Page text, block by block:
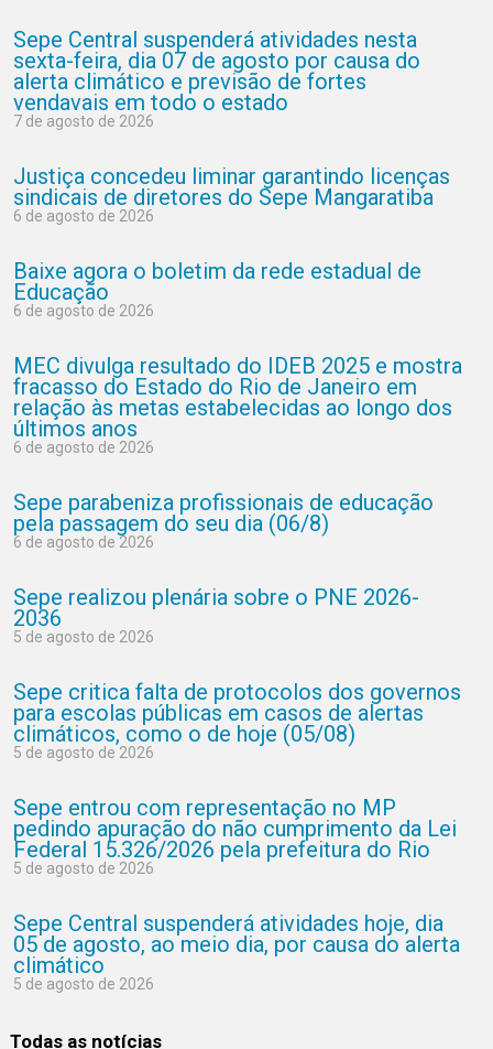
Sepe Central suspenderá atividades nesta
sexta-feira, dia 07 de agosto por causa do
alerta climático e previsão de fortes
vendavais em todo o estado
7 de agosto de 2026
Justiça concedeu liminar garantindo licenças
sindicais de diretores do Sepe Mangaratiba
6 de agosto de 2026
Baixe agora o boletim da rede estadual de
Educação
6 de agosto de 2026
MEC divulga resultado do IDEB 2025 e mostra
fracasso do Estado do Rio de Janeiro em
relação às metas estabelecidas ao longo dos
últimos anos
6 de agosto de 2026
Sepe parabeniza profissionais de educação
pela passagem do seu dia (06/8)
6 de agosto de 2026
Sepe realizou plenária sobre o PNE 2026-
2036
5 de agosto de 2026
Sepe critica falta de protocolos dos governos
para escolas públicas em casos de alertas
climáticos, como o de hoje (05/08)
5 de agosto de 2026
Sepe entrou com representação no MP
pedindo apuração do não cumprimento da Lei
Federal 15.326/2026 pela prefeitura do Rio
5 de agosto de 2026
Sepe Central suspenderá atividades hoje, dia
05 de agosto, ao meio dia, por causa do alerta
climático
5 de agosto de 2026
Todas as notícias